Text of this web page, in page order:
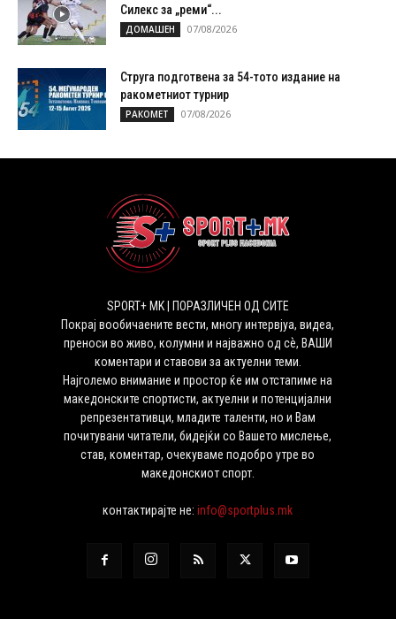
Силекс за „реми“...
ДОМАШЕН 07/08/2026
Струга подготвена за 54-тото издание на
ракометниот турнир
РАКОМЕТ 07/08/2026
SPORT+ MK | ПОРАЗЛИЧЕН ОД СИТЕ
Покрај вообичаените вести, многу интервјуа, видеа,
преноси во живо, колумни и најважно од сѐ, ВАШИ
коментари и ставови за актуелни теми.
Најголемо внимание и простор ќе им отстапиме на
македонските спортисти, актуелни и потенцијални
репрезентативци, младите таленти, но и Вам
почитувани читатели, бидејќи со Вашето мислење,
став, коментар, очекуваме подобро утре во
македонскиот спорт.
контактирајте не:info@sportplus.mk